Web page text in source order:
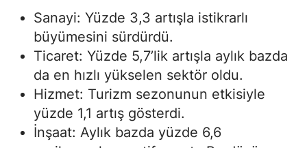
Sanayi: Yüzde 3,3 artışla istikrarlı
büyümesini sürdürdü.
Ticaret: Yüzde 5,7’lik artışla aylık bazda
da en hızlı yükselen sektör oldu.
Hizmet: Turizm sezonunun etkisiyle
yüzde 1,1 artış gösterdi.
İnşaat: Aylık bazda yüzde 6,6